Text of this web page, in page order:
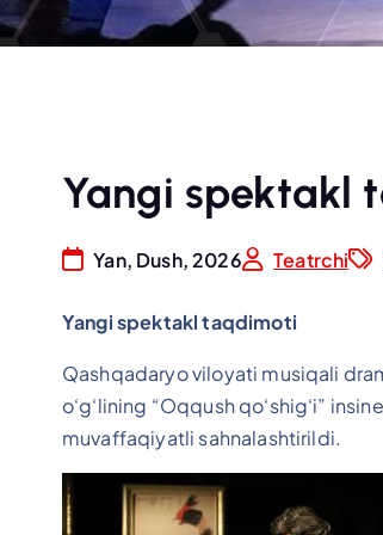
Yangi spektakl
Yan, Dush, 2026 Teatrchi
Yangi spektakl taqdimoti
Qashqadaryo viloyati musiqali
o‘g‘lining “Oqqush qo‘shig‘i”
muvaffaqiyatli sahnalashtirildi.